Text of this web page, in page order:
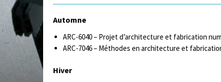
Automne
ARC-6040 – Projet d’architecture et fabrication
ARC-7046 – Méthodes en architecture et
Hiver